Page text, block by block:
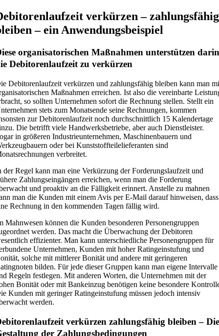
verkürzen – zahlungsfähig
– ein Anwendungsbeispiel
organisatorischen Maßnahmen unterstützen
Debitorenlaufzeit zu verkürzen
Debitorenlaufzeit verkürzen und zahlungsfähig bleiben kann man
Maßnahmen erreichen. Ist also die vereinbarte
so sollten Unternehmen sofort die Rechnung stellen. Stellt ein
stets zum Monatsende seine Rechnungen, kommen
zur Debitorenlaufzeit noch durchschnittlich 15 Kalendertage
Die betrifft viele Handwerksbetriebe, aber auch Dienstleister.
in größeren Industrieunternehmen, Maschinenbauern und
oder bei Kunststoffteilelieferanten sind
verbreitet.
der Regel kann man eine Verkürzung der Forderungslaufzeit und
Zahlungseingängen erreichen, wenn man die Forderung
und proaktiv an die Fälligkeit erinnert. Anstelle zu mahnen
man die Kunden mit einem Avis per E-Mail darauf hinweisen, dass
Rechnung in den kommenden Tagen fällig wird.
Mahnwesen können die Kunden besonderen Personengruppen
werden. Das macht die Überwachung der Debitoren
effizienter. Man kann unterschiedliche Personengruppen für
Unternehmen, Kunden mit hoher Ratingeinstufung und
solche mit mittlerer Bonität und andere mit geringeren
bilden. Für jede dieser Gruppen kann man eigene Intervalle
Regeln festlegen. Mit anderen Worten, die Unternehmen mit der
Bonität oder mit Bankeinzug benötigen keine besondere
Kunden mit geringer Ratingeinstufung müssen jedoch intensiv
werden.
verkürzen zahlungsfähig bleiben –
der Zahlungs­bedingungen